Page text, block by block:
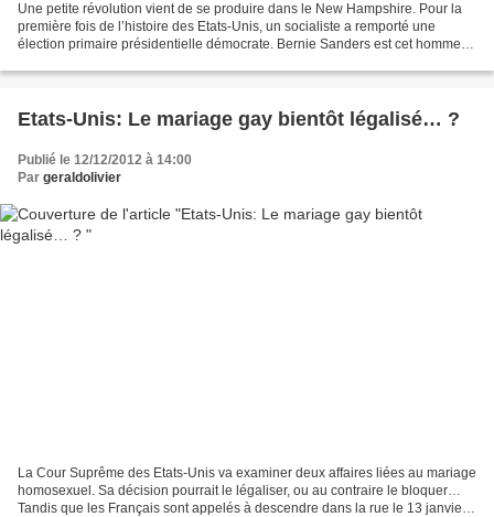
Une petite révolution vient de se produire dans le New Hampshire. Pour la
première fois de l’histoire des Etats-Unis, un socialiste a remporté une
élection primaire présidentielle démocrate. Bernie Sanders est cet homme.
Etats-Unis: Le mariage gay bientôt légalisé… ?
Publié le 12/12/2012 à 14:00
Par geraldolivier
La Cour Suprême des Etats-Unis va examiner deux affaires liées au mariage
homosexuel. Sa décision pourrait le légaliser, ou au contraire le bloquer…
Tandis que les Français sont appelés à descendre dans la rue le 13 janvier